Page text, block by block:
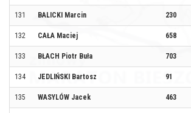
131 BALICKI Marcin 230
132 CAŁA Maciej 658
133 BŁACH Piotr Buła 703
134 JEDLIŃSKI Bartosz 91
135 WASYLÓW Jacek 463